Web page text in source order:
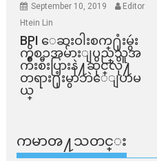
September 10, 2019
Editor
Htein Lin
BPI ​ေဆးဝါးစက္​႐ုံးမွဴး
ကိစၥအမ်ားျပည္​သူအ
က်ိဳးစီးပြားနဲ႔ဆိုင္​လို႔
တရား႐ုံးမွာဘဲေျပာမ
ယ္​
ကမာၻ႔သတင္း